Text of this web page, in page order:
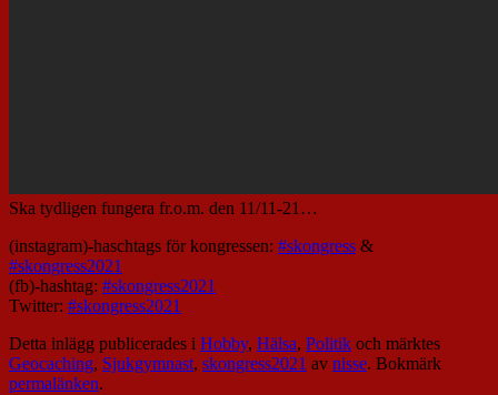
Ska tydligen fungera fr.o.m. den 11/11-21…
(instagram)-haschtags för kongressen: #skongress &
#skongress2021
(fb)-hashtag: #skongress2021
Twitter: #skongress2021
Detta inlägg publicerades i Hobby, Hälsa, Politik och märktes
Geocaching, Sjukgymnast, skongress2021 av nisse. Bokmärk
permalänken.